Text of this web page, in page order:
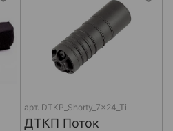
арт. DTKP_Shorty_7x24_Ti
ДТКП Поток